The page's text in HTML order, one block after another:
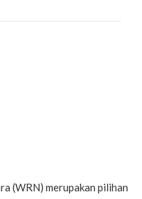
(WRN) merupakan pilihan